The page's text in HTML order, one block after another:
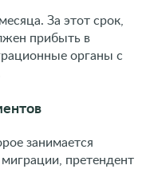
За этот срок,
прибыть в
органы с
занимается
претендент